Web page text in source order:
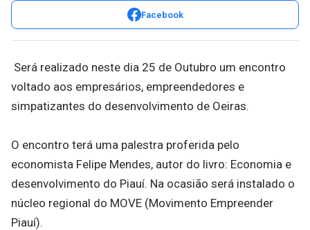
Facebook
Será realizado neste dia 25 de Outubro um encontro
voltado aos empresários, empreendedores e
simpatizantes do desenvolvimento de Oeiras.
O encontro terá uma palestra proferida pelo
economista Felipe Mendes, autor do livro: Economia e
desenvolvimento do Piauí. Na ocasião será instalado o
núcleo regional do MOVE (Movimento Empreender
Piauí).